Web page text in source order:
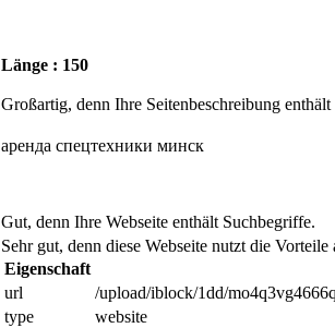
Länge : 150
Großartig, denn Ihre Seitenbeschreibung
аренда спецтехники минск
Gut, denn Ihre Webseite enthält Suchbegriffe.
Sehr gut, denn diese Webseite nutzt die Vorteile
Eigenschaft
url
/upload/iblock/1dd/
type
website